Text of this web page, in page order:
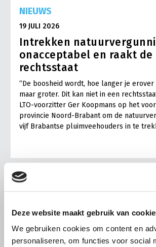
Deze website maakt gebruik van
We gebruiken cookies om content en
personaliseren, om functies voor social
NIEUWS
19 JULI 2026
Intrekken
onacceptabel en raakt de
rechtsstaat
“De boosheid wordt, hoe langer je
maar groter. Dit kan niet in een
LTO-voorzitter Ger Koopmans op het
provincie Noord-Brabant om de
vijf Brabantse pluimveehouders in te